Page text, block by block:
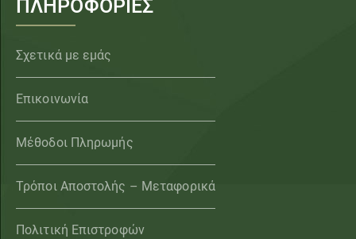
ΠΛΗΡΟΦΟΡΙΕΣ
Σχετικά με εμάς
Επικοινωνία
Μέθοδοι Πληρωμής
Τρόποι Αποστολής – Μεταφορικά
Πολιτική Επιστροφών